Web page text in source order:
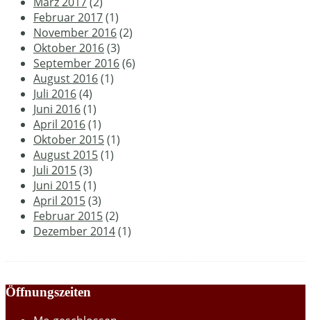
Februar 2017(1)
November 2016(2)
Oktober 2016(3)
September 2016(6)
August 2016(1)
Juli 2016(4)
Juni 2016(1)
April 2016(1)
Oktober 2015(1)
August 2015(1)
Juli 2015(3)
Juni 2015(1)
April 2015(3)
Februar 2015(2)
Dezember 2014(1)
Öffnungszeiten